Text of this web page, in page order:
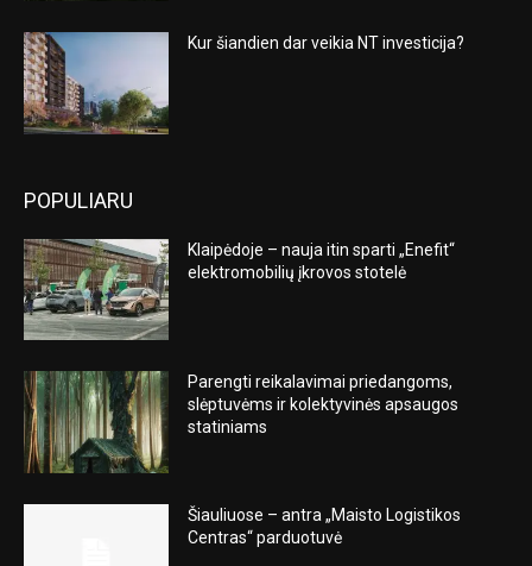
Kur šiandien dar veikia NT investicija?
POPULIARU
Klaipėdoje – nauja itin sparti „Enefit“
elektromobilių įkrovos stotelė
Parengti reikalavimai priedangoms,
slėptuvėms ir kolektyvinės apsaugos
statiniams
Šiauliuose – antra „Maisto Logistikos
Centras“ parduotuvė